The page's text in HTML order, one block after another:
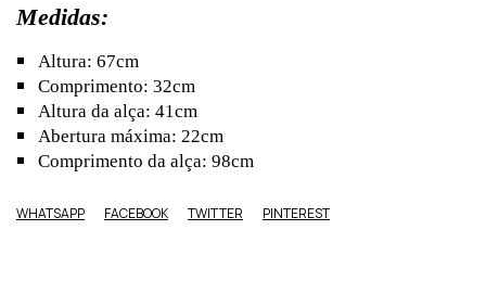
Medidas:
Altura: 67cm
Comprimento: 32cm
Altura da alça: 41cm
Abertura máxima: 22cm
Comprimento da alça: 98cm
WHATSAPP FACEBOOK TWITTER PINTEREST